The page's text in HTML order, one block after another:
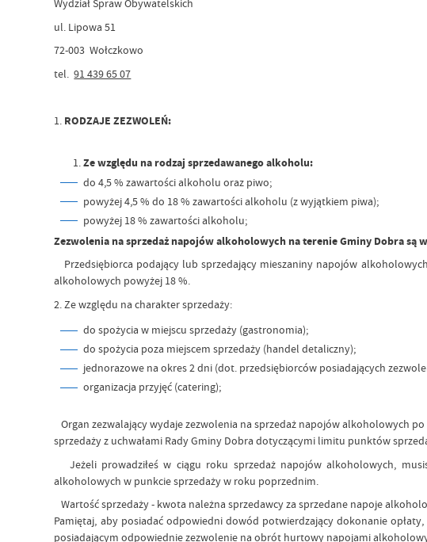
Wydział Spraw Obywatelskich
ul. Lipowa 51
72-003 Wołczkowo
tel.91 439 65 07
1. RODZAJE ZEZWOLEŃ:
Ze względu na rodzaj sprzedawanego alkoholu:
do 4,5 % zawartości alkoholu oraz piwo;
powyżej 4,5 % do 18 % zawartości alkoholu (z wyjątkiem piwa);
powyżej 18 % zawartości alkoholu;
Zezwolenia na sprzedaż napojów alkoholowych na terenie Gminy Dobra są
Przedsiębiorca podający lub sprzedający mieszaniny napojów
alkoholowych powyżej 18 %.
2. Ze względu na charakter sprzedaży:
do spożycia w miejscu sprzedaży (gastronomia);
do spożycia poza miejscem sprzedaży (handel detaliczny);
jednorazowe na okres 2 dni (dot. przedsiębiorców posiadających
organizacja przyjęć (catering);
Organ zezwalający wydaje zezwolenia na sprzedaż napojów alkoholowych
sprzedaży z uchwałami Rady Gminy Dobra dotyczącymi limitu punktów
Jeżeli prowadziłeś w ciągu roku sprzedaż napojów alkoholowych,
alkoholowych w punkcie sprzedaży w roku poprzednim.
Wartość sprzedaży - kwota należna sprzedawcy za sprzedane napoje
Pamiętaj, aby posiadać odpowiedni dowód potwierdzający dokonanie
posiadającym odpowiednie zezwolenie na obrót hurtowy napojami